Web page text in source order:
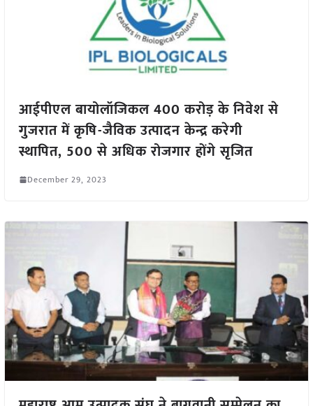
आईपीएल बायोलॉजिकल 400 करोड़ के निवेश से
गुजरात में कृषि-जैविक उत्पादन केन्द्र करेगी
स्थापित, 500 से अधिक रोजगार होंगे सृजित
December 29, 2023